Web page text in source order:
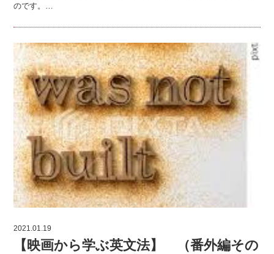
のです。…
2021.01.19
【映画から学ぶ英文法】 （番外編その